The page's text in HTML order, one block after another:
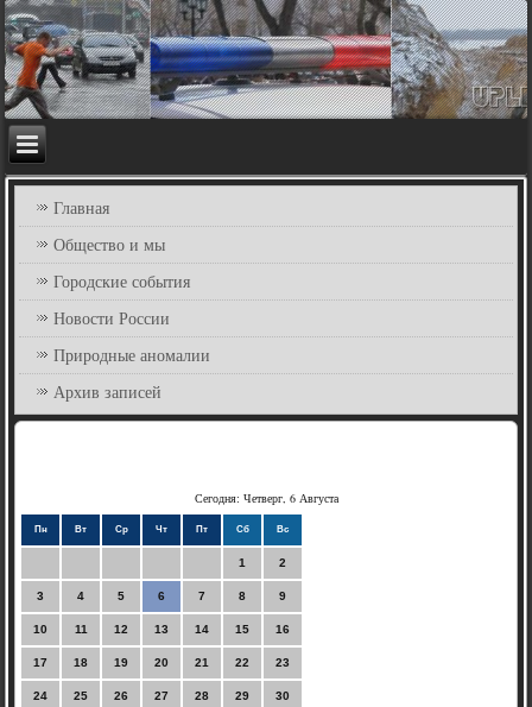
Главная
Общество и мы
Городские события
Новости России
Природные аномалии
Архив записей
Сегодня: Четверг, 6 Августа
Пн Вт Ср Чт Пт Сб Вс
1 2
3 4 5 6 7 8 9
10 11 12 13 14 15 16
17 18 19 20 21 22 23
24 25 26 27 28 29 30